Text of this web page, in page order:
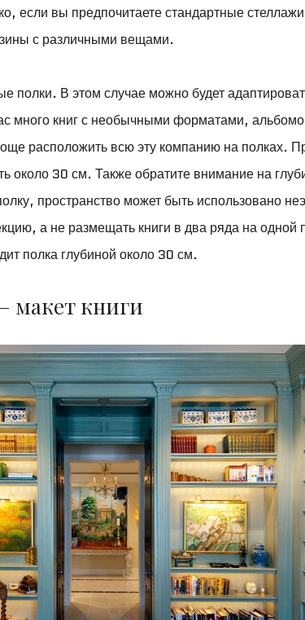
если вы предпочитаете стандартные
с различными вещами.
В этом случае можно будет
много книг с необычными форматами,
расположить всю эту компанию на полках.
около 30 см. Также обратите внимание на
пространство может быть использовано
а не размещать книги в два ряда на одной
полка глубиной около 30 см.
макет книги